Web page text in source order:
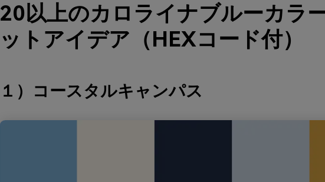
20以上のカロライナブルーカラ
ットアイデア（HEXコード付）
１）コースタルキャンパス